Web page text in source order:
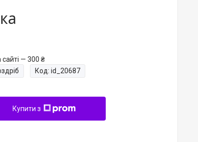
— 300 ₴
Код: id_20687
Купити з